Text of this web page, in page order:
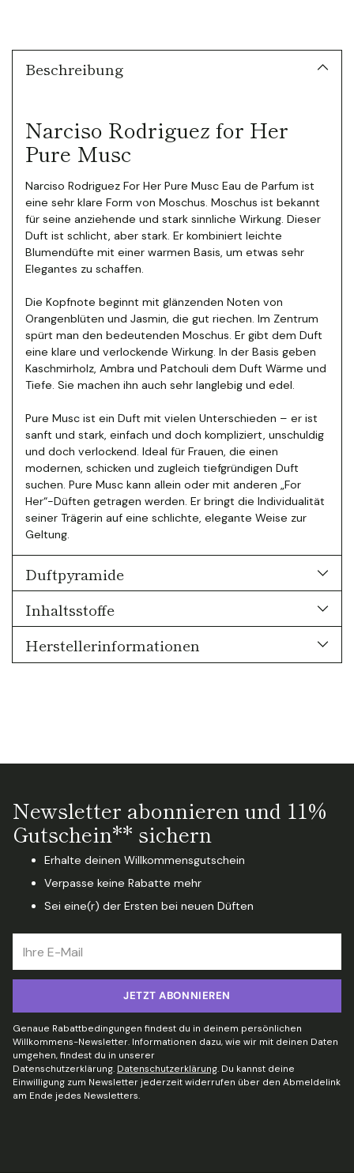
legen
Beschreibung
Narciso Rodriguez for Her
Pure Musc
Narciso Rodriguez For Her Pure Musc Eau de Parfum ist
eine sehr klare Form von Moschus. Moschus ist bekannt
für seine anziehende und stark sinnliche Wirkung. Dieser
Duft ist schlicht, aber stark. Er kombiniert leichte
Blumendüfte mit einer warmen Basis, um etwas sehr
Elegantes zu schaffen.
Die Kopfnote beginnt mit glänzenden Noten von
Orangenblüten und Jasmin, die gut riechen. Im Zentrum
spürt man den bedeutenden Moschus. Er gibt dem Duft
eine klare und verlockende Wirkung. In der Basis geben
Kaschmirholz, Ambra und Patchouli dem Duft Wärme und
Tiefe. Sie machen ihn auch sehr langlebig und edel.
Pure Musc ist ein Duft mit vielen Unterschieden – er ist
sanft und stark, einfach und doch kompliziert, unschuldig
und doch verlockend. Ideal für Frauen, die einen
modernen, schicken und zugleich tiefgründigen Duft
suchen. Pure Musc kann allein oder mit anderen „For
Her“-Düften getragen werden. Er bringt die Individualität
seiner Trägerin auf eine schlichte, elegante Weise zur
Geltung.
Duftpyramide
Inhaltsstoffe
Herstellerinformationen
Newsletter abonnieren und 11%
Gutschein** sichern
Erhalte deinen Willkommensgutschein
Verpasse keine Rabatte mehr
Sei eine(r) der Ersten bei neuen Düften
E-
Mail
JETZT ABONNIEREN
Genaue Rabattbedingungen findest du in deinem persönlichen
Willkommens-Newsletter. Informationen dazu, wie wir mit deinen Daten
umgehen, findest du in unserer
Datenschutzerklärung. Datenschutzerklärung. Du kannst deine
Einwilligung zum Newsletter jederzeit widerrufen über den Abmeldelink
am Ende jedes Newsletters.